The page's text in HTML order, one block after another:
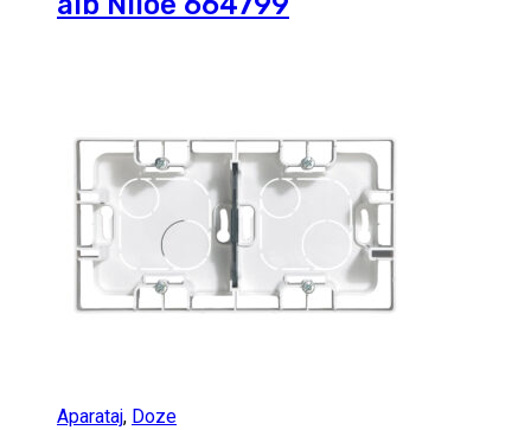
Aparataj, Doze